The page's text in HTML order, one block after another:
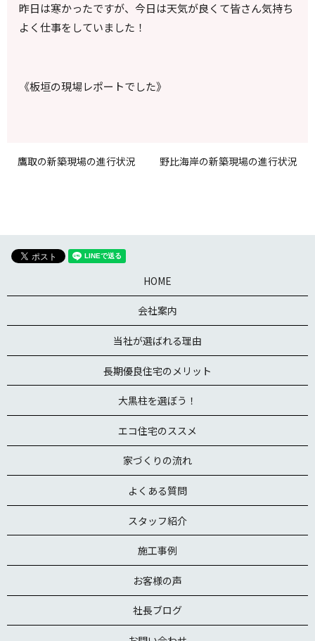
昨日は寒かったですが、今日は天気が良くて皆さん気持ち
よく仕事をしていました！
《板垣の現場レポートでした》
鷹取の新築現場の進行状況 野比海岸の新築現場の進行状況
HOME
会社案内
当社が選ばれる理由
長期優良住宅のメリット
大黒柱を選ぼう！
エコ住宅のススメ
家づくりの流れ
よくある質問
スタッフ紹介
施工事例
お客様の声
社長ブログ